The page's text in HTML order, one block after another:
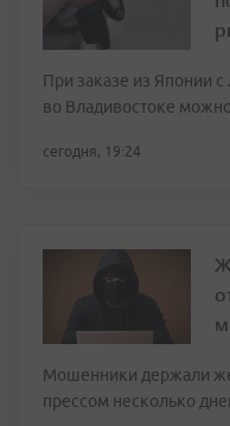
При заказе из Японии
во Владивостоке
сегодня, 19:24
Мошенники держали
прессом несколько